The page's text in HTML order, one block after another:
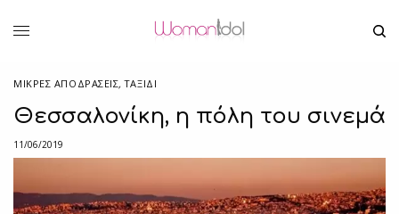
ΜΙΚΡΈΣ ΑΠΟΔΡΆΣΕΙΣ, ΤΑΞΙΔΙ
Θεσσαλονίκη, η πόλη του σινεμά
11/06/2019